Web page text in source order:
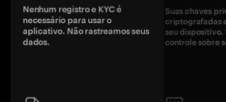
Nenhum registro e KYC é
necessário para usar o
aplicativo. Não rastreamos seus
dados.
Suas chaves
criptografadas
seu dispositivo.
controle sobre